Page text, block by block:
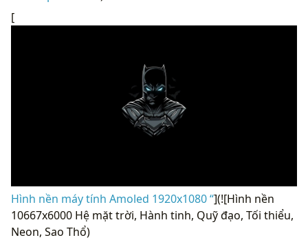
[
Hình nền máy tính Amoled 1920x1080 “](![Hình nền
10667x6000 Hệ mặt trời, Hành tinh, Quỹ đạo, Tối thiểu,
Neon, Sao Thổ)